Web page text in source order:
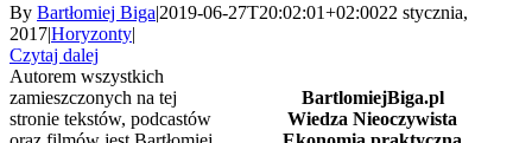
By Bartłomiej Biga|2019-06-27T20:02:01+02:0022 stycznia,
2017|Horyzonty|
Czytaj dalej
BartlomiejBiga.pl
Wiedza Nieoczywista
Autorem wszystkich
zamieszczonych na tej
stronie tekstów, podcastów